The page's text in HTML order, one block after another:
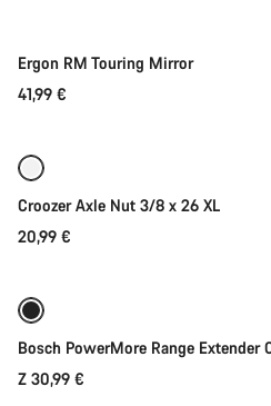
Ergon RM Touring Mirror
41,99 €
Croozer Axle Nut 3/8 x 26 XL
20,99 €
Bosch PowerMore Range Extender
Z 30,99 €